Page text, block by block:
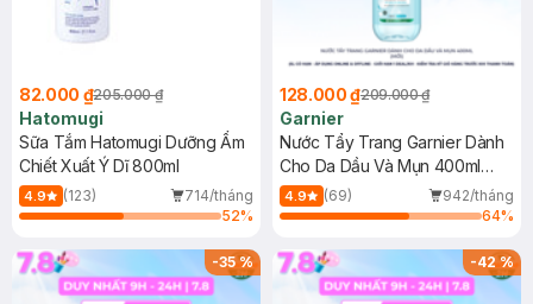
82.000 ₫205.000 ₫
Hatomugi
Sữa Tắm Hatomugi Dưỡng Ẩm
Chiết Xuất Ý Dĩ 800ml
4.9 (123)
714/tháng
52%
128.000 ₫209.000 ₫
Garnier
Nước Tẩy Trang Garnier Dành
Cho Da Dầu Và Mụn 400ml
(Mới)
4.9 (69)
942/tháng
64%
-35% -42%